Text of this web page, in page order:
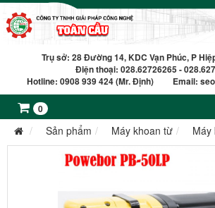
Trụ sở: 28 Đường 14, KDC Vạn Phúc, P
Điện thoại: 028.62726265 -
Hotline: 0908 939 424 (Mr. Định) Email:
0
Sản phẩm Máy khoan từ Máy